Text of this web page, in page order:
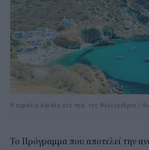
Η παραλία Αγκάλη στο νησί της Φολεγάνδρου /
Το Πρόγραμμα που αποτελεί την